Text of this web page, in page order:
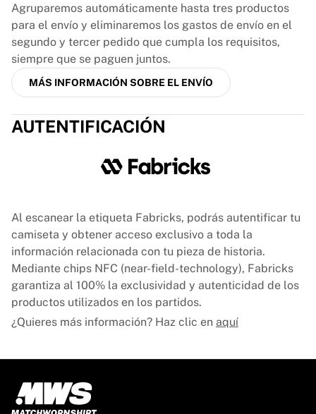
Soudal Quick Step
Netcompany INEOS
EF Education
Team Jayco AlUla
Ver todo el ciclismo
Rugby
France Rugby
Gloucester Rugby
ASM Clermont Auvergne
Críquet
Críquet de Inglaterra
Delhi Capitals
West Indies
Críquet de Irlanda
Ver todo el críquet
Hockey sobre hielo
Aalborg Pirates
Ver todo el hockey sobre hielo
Otro
Agruparemos automáticamente hasta tres productos
para el envío y eliminaremos los gastos de envío en el
segundo y tercer pedido que cumpla los requisitos,
siempre que se paguen juntos.
MÁS INFORMACIÓN SOBRE EL ENVÍO
AUTENTIFICACIÓN
Al escanear la etiqueta Fabricks, podrás autentificar tu
camiseta y obtener acceso exclusivo a toda la
información relacionada con tu pieza de historia.
Mediante chips NFC (near-field-technology), Fabricks
garantiza al 100% la exclusividad y autenticidad de los
productos utilizados en los partidos.
¿Quieres más información? Haz clic en aquí